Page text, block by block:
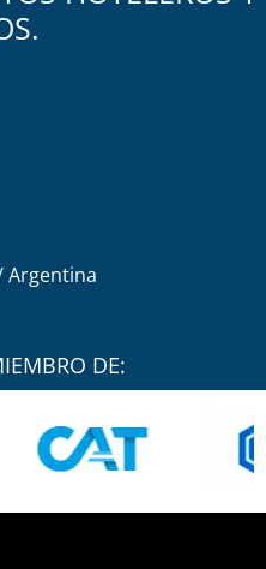
Argentina
DE: